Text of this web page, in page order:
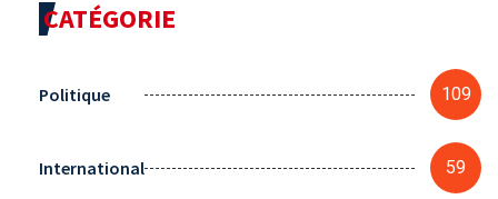
CATÉGORIE
Politique 109
International 59